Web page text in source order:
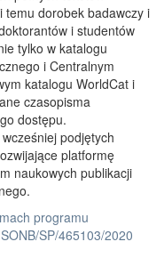
temu dorobek badawczy i
i studentów
tylko w katalogu
i Centralnym
katalogu WorldCat i
czasopisma
dostępu.
podjętych
platformę
naukowych publikacji
programu
SP/465103/2020